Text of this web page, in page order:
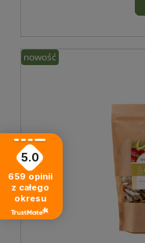
nowość
5.0
659 opinii
z całego
okresu